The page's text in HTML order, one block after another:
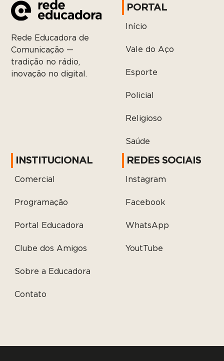
Rede Educadora de
Comunicação —
tradição no rádio,
inovação no digital.
PORTAL
Início
Vale do Aço
Esporte
Policial
Religioso
Saúde
INSTITUCIONAL
Comercial
Programação
Portal Educadora
Clube dos Amigos
Sobre a Educadora
Contato
REDES SOCIAIS
Instagram
Facebook
WhatsApp
YoutTube